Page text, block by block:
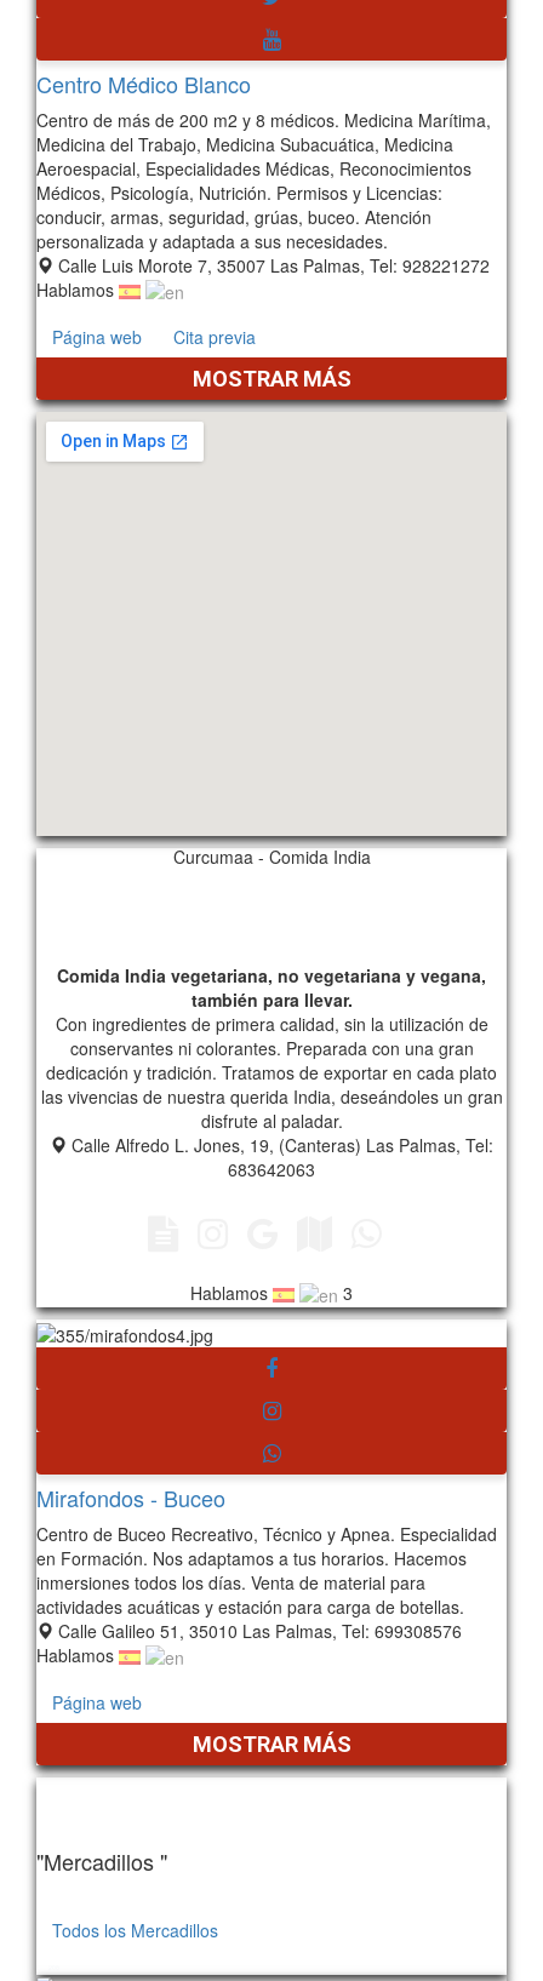
Centro Médico Blanco
Centro de más de 200 m2 y 8 médicos. Medicina Marítima,
Medicina del Trabajo, Medicina Subacuática, Medicina
Aeroespacial, Especialidades Médicas, Reconocimientos
Médicos, Psicología, Nutrición. Permisos y Licencias:
conducir, armas, seguridad, grúas, buceo. Atención
personalizada y adaptada a sus necesidades.
Calle Luis Morote 7, 35007 Las Palmas, Tel: 928221272
Hablamos
Página web
Cita previa
MOSTRAR MÁS
Curcumaa - Comida India
Comida India vegetariana, no vegetariana y vegana,
también para llevar.
Con ingredientes de primera calidad, sin la utilización de
conservantes ni colorantes. Preparada con una gran
dedicación y tradición. Tratamos de exportar en cada plato
las vivencias de nuestra querida India, deseándoles un gran
disfrute al paladar.
Calle Alfredo L. Jones, 19, (Canteras) Las Palmas, Tel:
683642063
Hablamos 3
Mirafondos - Buceo
Centro de Buceo Recreativo, Técnico y Apnea. Especialidad
en Formación. Nos adaptamos a tus horarios. Hacemos
inmersiones todos los días. Venta de material para
actividades acuáticas y estación para carga de botellas.
Calle Galileo 51, 35010 Las Palmas, Tel: 699308576
Hablamos
Página web
MOSTRAR MÁS
"Mercadillos "
Todos los Mercadillos